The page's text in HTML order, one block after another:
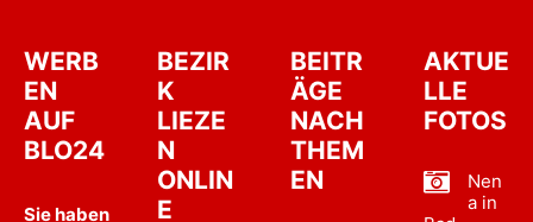
WERB
EN
AUF
BLO24
Sie haben
BEZIR
K
LIEZE
N
ONLIN
E
BEITR
ÄGE
NACH
THEM
EN
AKTUE
LLE
FOTOS
Nen
a in